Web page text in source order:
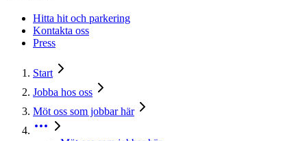
Hitta hit och parkering
Kontakta oss
Press
Start
Jobba hos oss
Möt oss som jobbar här